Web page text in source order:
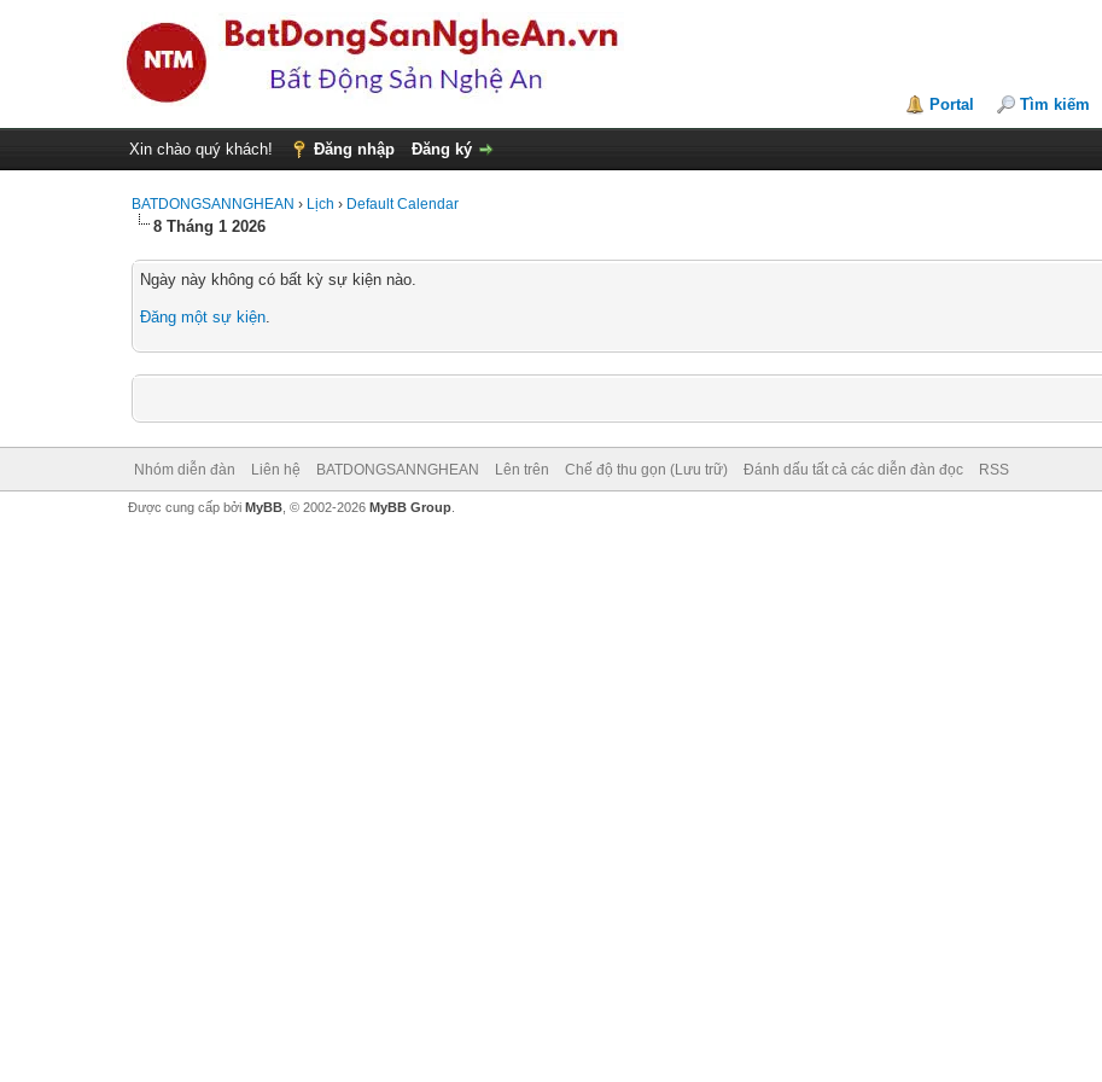
Portal Tìm kiếm
Xin chào quý khách! Đăng nhập Đăng ký
BATDONGSANNGHEAN › Lịch › Default Calendar
8 Tháng 1 2026
Ngày này không có bất kỳ sự kiện nào.
Đăng một sự kiện.
Nhóm diễn đàn Liên hệ BATDONGSANNGHEAN Lên trên Chế độ thu gọn (Lưu trữ) Đánh dấu tất cả các diễn đàn đọc RSS
Được cung cấp bởi MyBB, © 2002-2026 MyBB Group.